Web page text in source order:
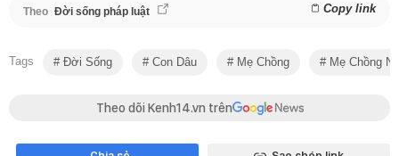
Theo Đời sống pháp luật Copy link
Tags Đời Sống Con Dâu Mẹ Chồng Mẹ Chồng
Theo dõi Kenh14.vn trên